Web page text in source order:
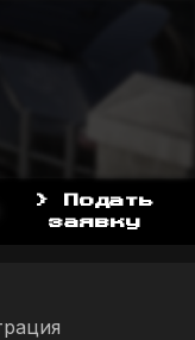
YDDY
> Подать
заявку